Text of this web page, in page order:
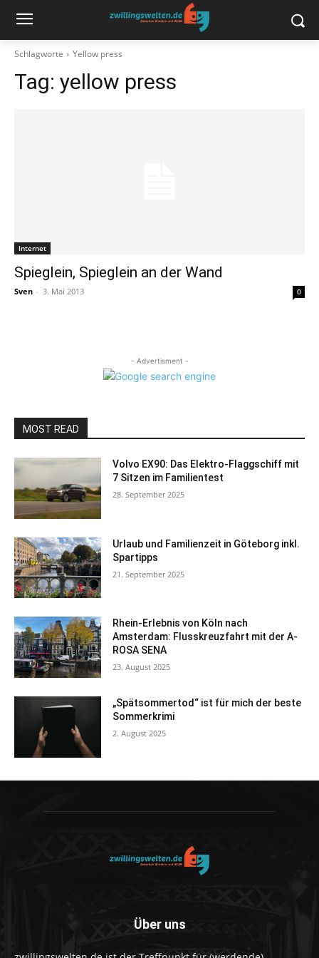
Schlagworte Yellow press
Tag: yellow press
Internet
Spieglein, Spieglein an der Wand
Sven - 3. Mai 2013 0
- Advertisment -
MOST READ
Volvo EX90: Das Elektro-Flaggschiff mit
7 Sitzen im Familientest
28. September 2025
Urlaub und Familienzeit in Göteborg inkl.
Spartipps
21. September 2025
Rhein-Erlebnis von Köln nach
Amsterdam: Flusskreuzfahrt mit der A-
ROSA SENA
23. August 2025
„Spätsommertod“ ist für mich der beste
Sommerkrimi
2. August 2025
Über uns